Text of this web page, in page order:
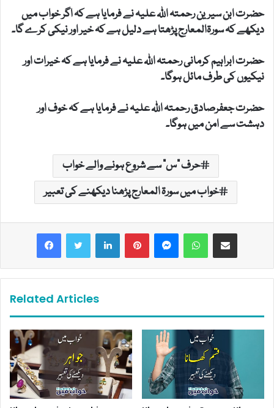
حضرت ابن سیرین رحمتہ اللہ علیہ نے فرمایا ہے کہ اگر خواب میں
دیکھے کہ سورۃالمعارج پڑھتا ہے دلیل ہے کہ خیر اور نیکی کرے گا۔
حضرت ابراہیم کرمانی رحمتہ اللہ علیہ نے فرمایا ہے کہ خیرات اور
نیکیوں کی طرف مائل ہوگا۔
حضرت جعفرصادق رحمتہ اللہ علیہ نے فرمایا ہے کہ خوف اور
دہشت سے امن میں ہوگا۔
حرف "س" سے شروع ہونے والے خواب
خواب میں سورۃ المعارج پڑھنا دیکھنے کی تعبیر
LinkedInPinterestMessengerWhatsAppShare via Email
Related Articles